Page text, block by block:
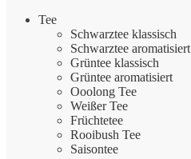
Tee
Schwarztee klassisch
Schwarztee aromatisiert
Grüntee klassisch
Grüntee aromatisiert
Ooolong Tee
Weißer Tee
Früchtetee
Rooibush Tee
Saisontee